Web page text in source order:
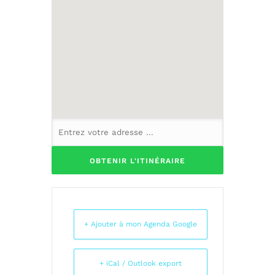
+ Ajouter à mon Agenda Google
+ iCal / Outlook export